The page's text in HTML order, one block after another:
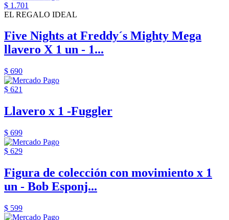
$ 1.701
EL REGALO IDEAL
Five Nights at Freddy´s Mighty Mega
llavero X 1 un - 1...
$ 690
$ 621
Llavero x 1 -Fuggler
$ 699
$ 629
Figura de colección con movimiento x 1
un - Bob Esponj...
$ 599